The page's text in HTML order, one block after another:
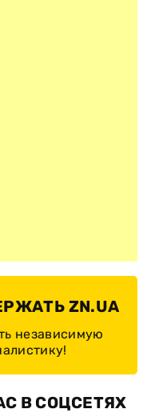
ZN.UA
независимую
В СОЦСЕТЯХ